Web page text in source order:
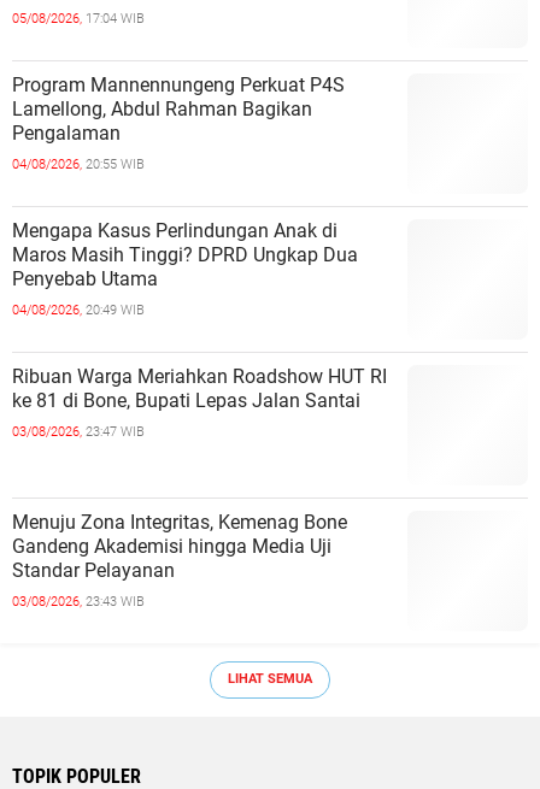
05/08/2026, 17:04 WIB
Program Mannennungeng Perkuat P4S
Lamellong, Abdul Rahman Bagikan
Pengalaman
04/08/2026, 20:55 WIB
Mengapa Kasus Perlindungan Anak di
Maros Masih Tinggi? DPRD Ungkap Dua
Penyebab Utama
04/08/2026, 20:49 WIB
Ribuan Warga Meriahkan Roadshow HUT RI
ke 81 di Bone, Bupati Lepas Jalan Santai
03/08/2026, 23:47 WIB
Menuju Zona Integritas, Kemenag Bone
Gandeng Akademisi hingga Media Uji
Standar Pelayanan
03/08/2026, 23:43 WIB
LIHAT SEMUA
TOPIK POPULER